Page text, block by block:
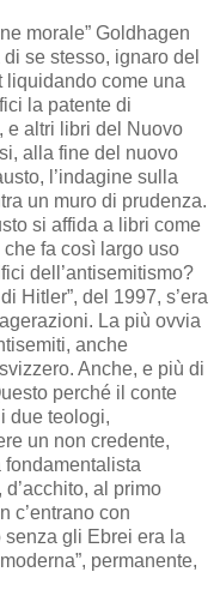
morale” Goldhagen
se stesso, ignaro del
liquidando come una
la patente di
e altri libri del Nuovo
alla fine del nuovo
l’indagine sulla
un muro di prudenza.
si affida a libri come
fa così largo uso
dell’antisemitismo?
Hitler”, del 1997, s’era
La più ovvia
anche
Anche, e più di
perché il conte
due teologi,
un non credente,
al primo
c’entrano con
senza gli Ebrei era la
permanente,